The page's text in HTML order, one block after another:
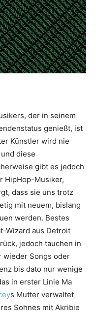
der in seinem
genießt, ist
Künstler wird nie
diese
gibt es jedoch
HipHop-Musiker,
dass sie uns trotz
mit neuem, bislang
werden. Bestes
Wizard aus Detroit
jedoch tauchen in
wieder Songs oder
bis dato nur wenige
in erster Linie Ma
s Mutter verwaltet
Sohnes mit Akribie